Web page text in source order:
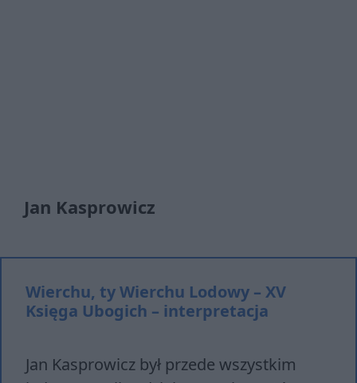
Jan Kasprowicz
Wierchu, ty Wierchu Lodowy – XV
Księga Ubogich – interpretacja
Jan Kasprowicz był przede wszystkim